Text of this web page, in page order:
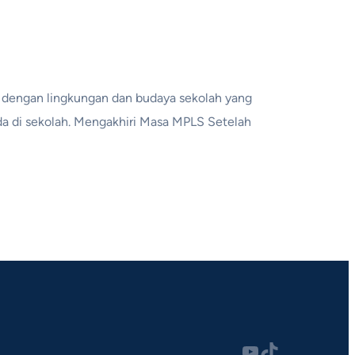
lingkungan dan budaya sekolah yang
di sekolah. Mengakhiri Masa MPLS Setelah
YouTube TikTok